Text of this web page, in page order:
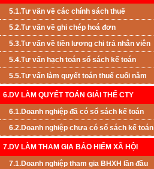
5.1.Tư vấn về các chính sách thuế
5.2.Tư vấn về ghi chép hoá đơn
5.3.Tư vấn về tiền lương chi trả nhân viên
5.4.Tư vấn hạch toán sổ sách kế toán
5.5.Tư vấn làm quyết toán thuế cuối năm
6.DV LÀM QUYẾT TOÁN GIẢI THỂ CTY
6.1.Doanh nghiệp đã có sổ sách kế toán
6.2.Doanh nghiệp chưa có sổ sách kế toán
7.DV LÀM THAM GIA BẢO HIỂM XÃ HỘI
7.1.Doanh nghiệp tham gia BHXH lần đầu